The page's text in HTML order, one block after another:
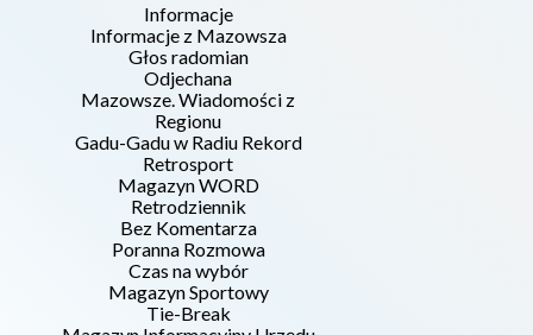
Informacje
Informacje z Mazowsza
Głos radomian
Odjechana
Mazowsze. Wiadomości z
Regionu
Gadu-Gadu w Radiu Rekord
Retrosport
Magazyn WORD
Retrodziennik
Bez Komentarza
Poranna Rozmowa
Czas na wybór
Magazyn Sportowy
Tie-Break